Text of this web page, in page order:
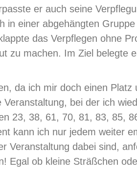
er auch seine
in einer abgehängten
das Verpflegen ohne
zu machen. Im Ziel belegte
da ich mir doch einen
bei der ich
23, 38, 61, 70, 81, 83, 85,
kann ich nur jedem weiter
Veranstaltung dabei sind,
Egal ob kleine Sträßchen